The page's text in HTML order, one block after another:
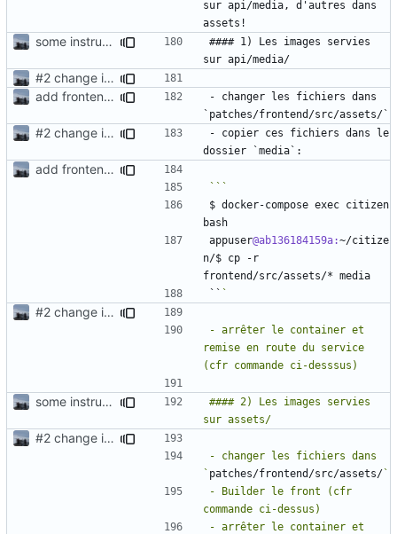
sur api/media, d'autres dans
some instructions for the utilisation/configuration
#### 1) Les images servies
#2 change image + map backgrounds
add frontend assets in the patches and map them to the docker container
- changer les fichiers dans
#2 change image + map backgrounds
- copier ces fichiers dans le
add frontend assets in the patches and map them to the docker container
```
$ docker-compose exec citizen
appuser@ab136184159a:~/citize
n/$ cp -r
``
#2 change image + map backgrounds
- arrêter le container et
remise en route du service
some instructions for the utilisation/configuration
#### 2) Les images servies
#2 change image + map backgrounds
- changer les fichiers dans
` patches/frontend/src/assets/
- Builder le front (cfr
- arrêter le container et